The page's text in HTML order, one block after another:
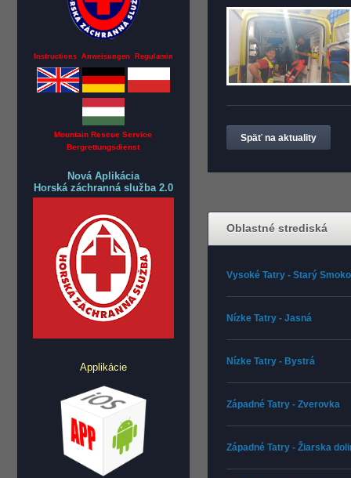
Instructions Anweisungen Regulamin
Mountain Rescue Service
Bergrettungsdienst
Nová Aplikácia
Horská záchranná služba 2.0
Applikácie
Späť na aktuality
Oblastné strediská
Vysoké Tatry - Starý
Nízke Tatry - Jasná
Nízke Tatry - Bystrá
Západné Tatry - Zverovka
Západné Tatry - Žiarska